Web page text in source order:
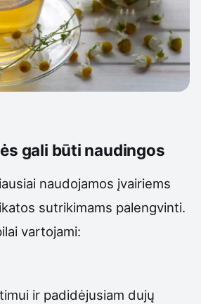
gali būti naudingos
naudojamos įvairiems
sutrikimams palengvinti.
vartojami:
ir padidėjusiam dujų